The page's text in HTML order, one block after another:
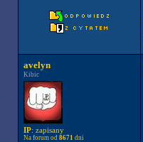
avelyn
Kibic
IP: zapisany
Na forum od 8671 dni